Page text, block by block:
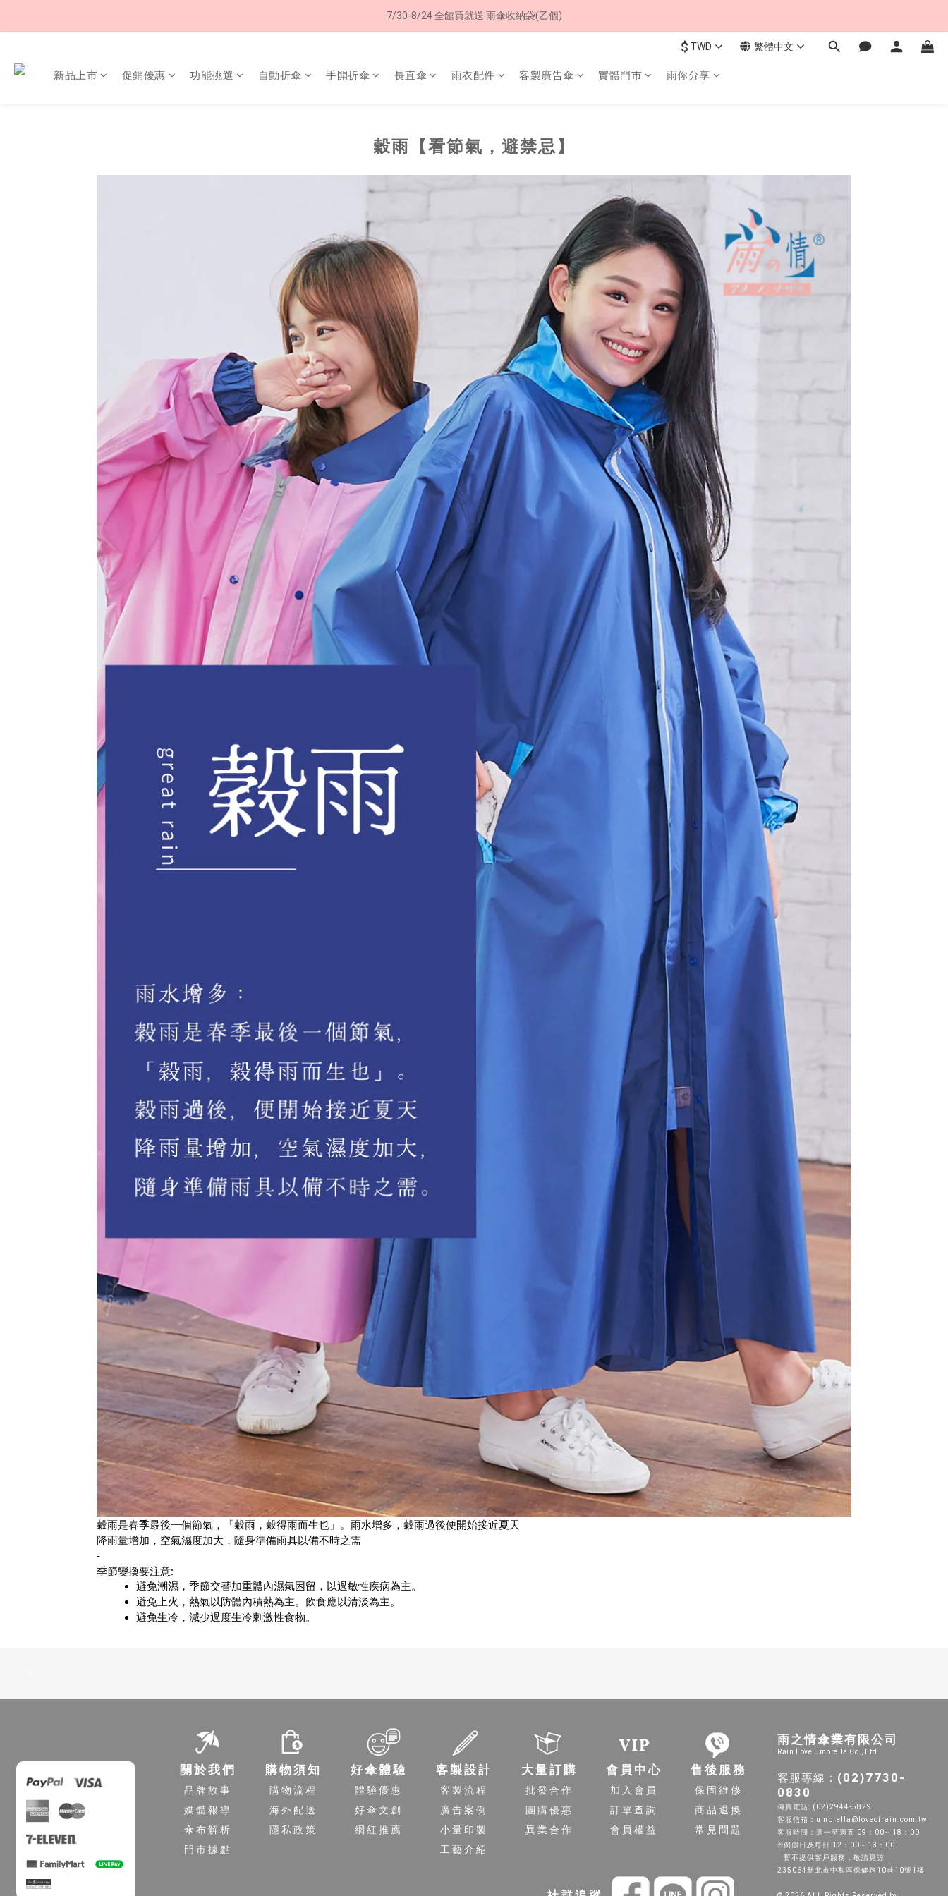
8/8 父親節限定 超商取貨免運費
7/30-8/24 全館買就送 雨傘收納袋(乙個)
$ TWD 繁體中文
新品上市 促銷優惠 功能挑選 自動折傘 手開折傘 長直傘 雨衣配件 客製廣告傘 實體門市 雨你分享
穀雨【看節氣，避禁忌】
穀雨是春季最後一個節氣，「穀雨，穀得雨而生也」。雨水增多，穀雨過後便開始接近夏天
降雨量增加，空氣濕度加大，隨身準備雨具以備不時之需
-
季節變換要注意:
避免潮濕，季節交替加重體內濕氣困留，以過敏性疾病為主。
避免上火，熱氣以防體內積熱為主。飲食應以清淡為主。
避免生冷，減少過度生冷刺激性食物。
關於我們
品牌故事
媒體報導
傘布解析
門市據點
購物須知
購物流程
海外配送
隱私政策
好傘體驗
體驗優惠
好傘文創
網紅推薦
客製設計
客製流程
廣告案例
小量印製
工藝介紹
大量訂購
批發合作
團購優惠
異業合作
會員中心
加入會員
訂單查詢
會員權益
售後服務
保固維修
商品退換
常見問題
雨之情傘業有限公司
Rain Love Umbrella Co., Ltd
客服專線： (02)7730-
0830
傳真電話: (02)2944-5829
客服信箱：umbrella@loveofrain.com.tw
客服時間：週一至週五 09：00~ 18：00
※例假日及每日 12：00~ 13：00
暫不提供客戶服務，敬請見諒
235064新北市中和區保健路10巷10號1樓